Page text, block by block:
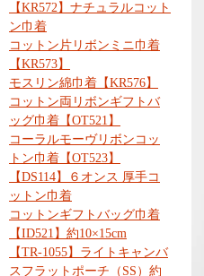
【KR572】ナチュラルコット
ン巾着
コットン片リボンミニ巾着
【KR573】
モスリン綿巾着【KR576】
コットン両リボンギフトバ
ッグ巾着【OT521】
コーラルモーヴリボンコッ
トン巾着【OT523】
【DS114】６オンス 厚手コ
ットン巾着
コットンギフトバッグ巾着
【ID521】約10×15cm
【TR-1055】ライトキャンバ
スフラットポーチ（SS）約